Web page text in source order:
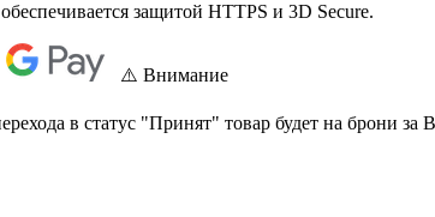
защитой HTTPS и 3D Secure.
⚠️ Внимание
в статус "Принят" товар будет на брони